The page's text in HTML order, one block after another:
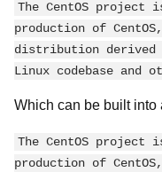
The CentOS
production of
distribution derived
Linux codebase and
Which can be built into
The CentOS
production of